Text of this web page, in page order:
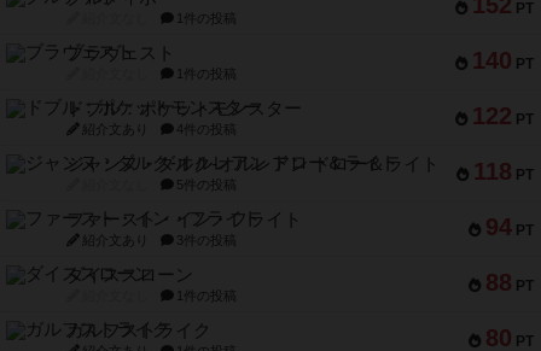
PT
1件の投稿
140 PT
ブラヴェスト
1件の投稿
122 PT
ドブル：ポケットモンスター
紹介文あり 4件の投稿
118 PT
ジャンヌ・ダルク-オルレアン ドロー＆ライト
5件の投稿
94 PT
ファースト・イン・フライト
紹介文あり 3件の投稿
88 PT
ダイススローン
1件の投稿
80 PT
ガルフストライク